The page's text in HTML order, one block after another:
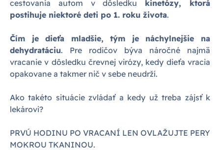
cestovania autom v dôsledku kinetózy, ktorá
postihuje niektoré deti po 1. roku života.
Čím je dieťa mladšie, tým je náchylnejšie na
dehydratáciu. Pre rodičov býva náročné najmä
vracanie v dôsledku črevnej virózy, kedy dieťa vracia
opakovane a takmer nič v sebe neudrží.
Ako takéto situácie zvládať a kedy už treba zájsť k
lekárovi?
PRVÚ HODINU PO VRACANÍ LEN OVLAŽUJTE PERY
MOKROU TKANINOU.